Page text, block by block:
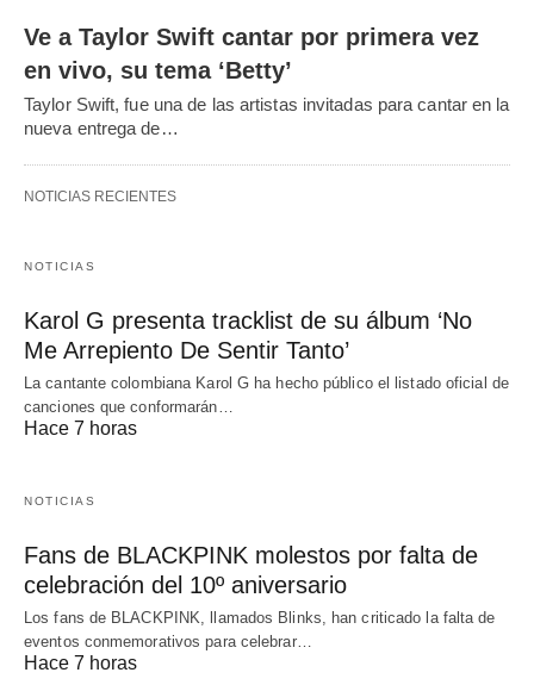
Ve a Taylor Swift cantar por primera vez
en vivo, su tema ‘Betty’
Taylor Swift, fue una de las artistas invitadas para cantar en la
nueva entrega de…
NOTICIAS RECIENTES
NOTICIAS
Karol G presenta tracklist de su álbum ‘No
Me Arrepiento De Sentir Tanto’
La cantante colombiana Karol G ha hecho público el listado oficial de
canciones que conformarán…
Hace 7 horas
NOTICIAS
Fans de BLACKPINK molestos por falta de
celebración del 10º aniversario
Los fans de BLACKPINK, llamados Blinks, han criticado la falta de
eventos conmemorativos para celebrar…
Hace 7 horas